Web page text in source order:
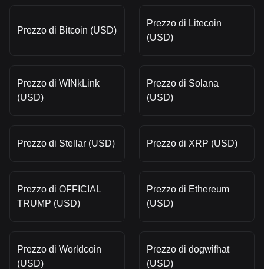
Prezzo di Bitcoin (USD)
Prezzo di Litecoin
(USD)
Prezzo di WINkLink
(USD)
Prezzo di Solana
(USD)
Prezzo di Stellar (USD) Prezzo di XRP (USD)
Prezzo di OFFICIAL
TRUMP (USD)
Prezzo di Ethereum
(USD)
Prezzo di Worldcoin
(USD)
Prezzo di dogwifhat
(USD)